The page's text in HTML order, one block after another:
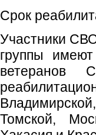
Срок
Участники
группы
ветеранов
Томской,